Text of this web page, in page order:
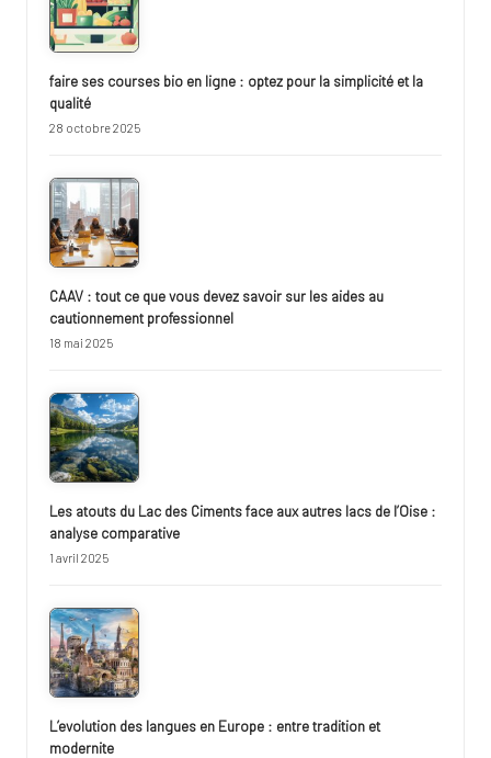
faire ses courses bio en ligne : optez pour la simplicité et la
qualité
28 octobre 2025
CAAV : tout ce que vous devez savoir sur les aides au
cautionnement professionnel
18 mai 2025
Les atouts du Lac des Ciments face aux autres lacs de l’Oise :
analyse comparative
1 avril 2025
L’evolution des langues en Europe : entre tradition et
modernite